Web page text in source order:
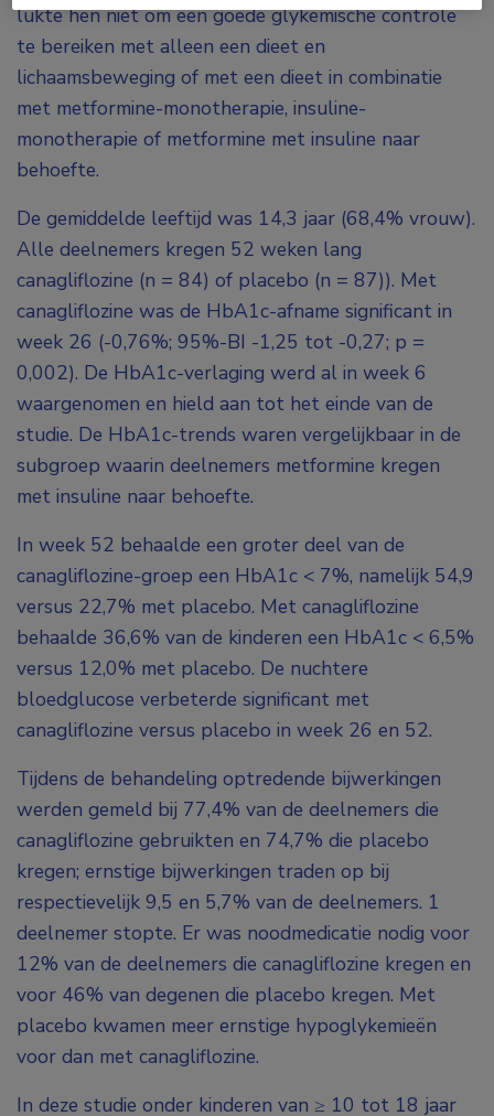
lukte hen niet om een goede glykemische controle
te bereiken met alleen een dieet en
lichaamsbeweging of met een dieet in combinatie
met metformine-monotherapie, insuline-
monotherapie of metformine met insuline naar
behoefte.
De gemiddelde leeftijd was 14,3 jaar (68,4% vrouw).
Alle deelnemers kregen 52 weken lang
canagliflozine (n = 84) of placebo (n = 87)). Met
canagliflozine was de HbA1c-afname significant in
week 26 (-0,76%; 95%-BI -1,25 tot -0,27; p =
0,002). De HbA1c-verlaging werd al in week 6
waargenomen en hield aan tot het einde van de
studie. De HbA1c-trends waren vergelijkbaar in de
subgroep waarin deelnemers metformine kregen
met insuline naar behoefte.
In week 52 behaalde een groter deel van de
canagliflozine-groep een HbA1c < 7%, namelijk 54,9
versus 22,7% met placebo. Met canagliflozine
behaalde 36,6% van de kinderen een HbA1c < 6,5%
versus 12,0% met placebo. De nuchtere
bloedglucose verbeterde significant met
canagliflozine versus placebo in week 26 en 52.
Tijdens de behandeling optredende bijwerkingen
werden gemeld bij 77,4% van de deelnemers die
canagliflozine gebruikten en 74,7% die placebo
kregen; ernstige bijwerkingen traden op bij
respectievelijk 9,5 en 5,7% van de deelnemers. 1
deelnemer stopte. Er was noodmedicatie nodig voor
12% van de deelnemers die canagliflozine kregen en
voor 46% van degenen die placebo kregen. Met
placebo kwamen meer ernstige hypoglykemieën
voor dan met canagliflozine.
In deze studie onder kinderen van ≥ 10 tot 18 jaar